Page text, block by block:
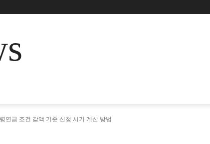
연금 조건 감액 기준 신청 시기 계산 방법